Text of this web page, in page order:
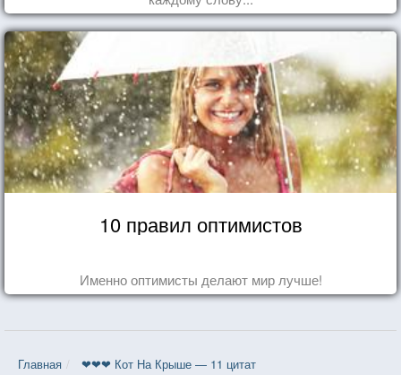
10 правил оптимистов
Именно оптимисты делают мир лучше!
Главная ❤❤❤ Кот На Крыше — 11 цитат